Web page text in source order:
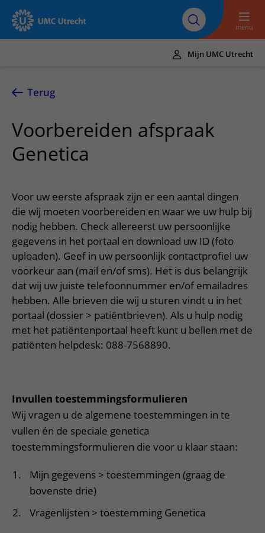
Naar hoofdinhoud
Over UMC
Utrecht
Research
Werken bij het UMC
Utrecht
menu
UMC Utrecht
Zorg en behandeling
Ziekten en aandoeningen
Poliklinieken
Verpleegafdelingen
Onze zorgverleners
Onderzoeken en diagnostiek
Het Wilhelmina Kinderziekenhuis
Afspraak en opname
Bezoek aan de polikliniek
Opname in het ziekenhuis
Voorbereiding op uw afspraak
Bloedprikken
Wachttijden
Bezoektijden
Wijzigen patiëntgegevens
Op bezoek in het UMC Utrecht
Apotheek
Winkels en restaurants
Faciliteiten en voorzieningen
Bezoekregels
Kwaliteit en veiligheid
Contact en route
Spoed
Contactgegevens
Route naar het ziekenhuis
Parkeren
Wegwijs in het ziekenhuis
Contact met polikliniek
Verwijzers
Patiënt verwijzen
Teleconsult aanvragen
Diagnostiek aanvragen
Zorgverlenersportaal
Meer UMC Utrecht
Over UMC Utrecht
Research
Onderwijs
Mijn UMC Utrecht
Terug
Voorbereiden afspraak
Genetica
Voor uw eerste afspraak zijn er een aantal dingen
die wij moeten voorbereiden en waar we uw hulp bij
nodig hebben. Check allereerst uw persoonlijke
gegevens in het portaal en download uw ID (foto
uploaden). Geef in uw persoonlijk contactprofiel uw
voorkeur aan (mail en/of sms). Het is dus belangrijk
dat wij uw juiste telefoonnummer en/of emailadres
hebben. Alle brieven die wij u sturen vindt u in het
portaal (dossier > patiëntbrieven). Als u hulp nodig
met het patiëntenportaal heeft kunt u bellen met de
patiënten helpdesk: 088-7568890.
Invullen toestemmingsformulieren
Wij vragen u de algemene toestemmingen in te
vullen én de speciale genetica
toestemmingsformulieren die voor u klaar staan:
Mijn gegevens > toestemmingen (graag de
bovenste drie)
Vragenlijsten > toestemming Genetica